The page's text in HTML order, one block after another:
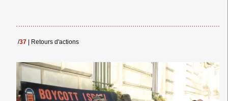
/37 Retours d'actions